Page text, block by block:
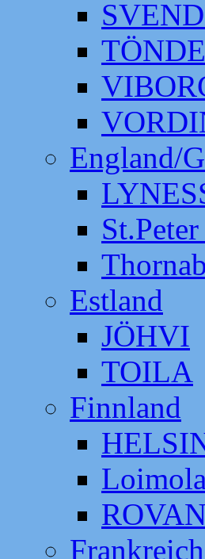
England/
Estland
JÖHVI
TOILA
Finnland
Loimola
Frankreich